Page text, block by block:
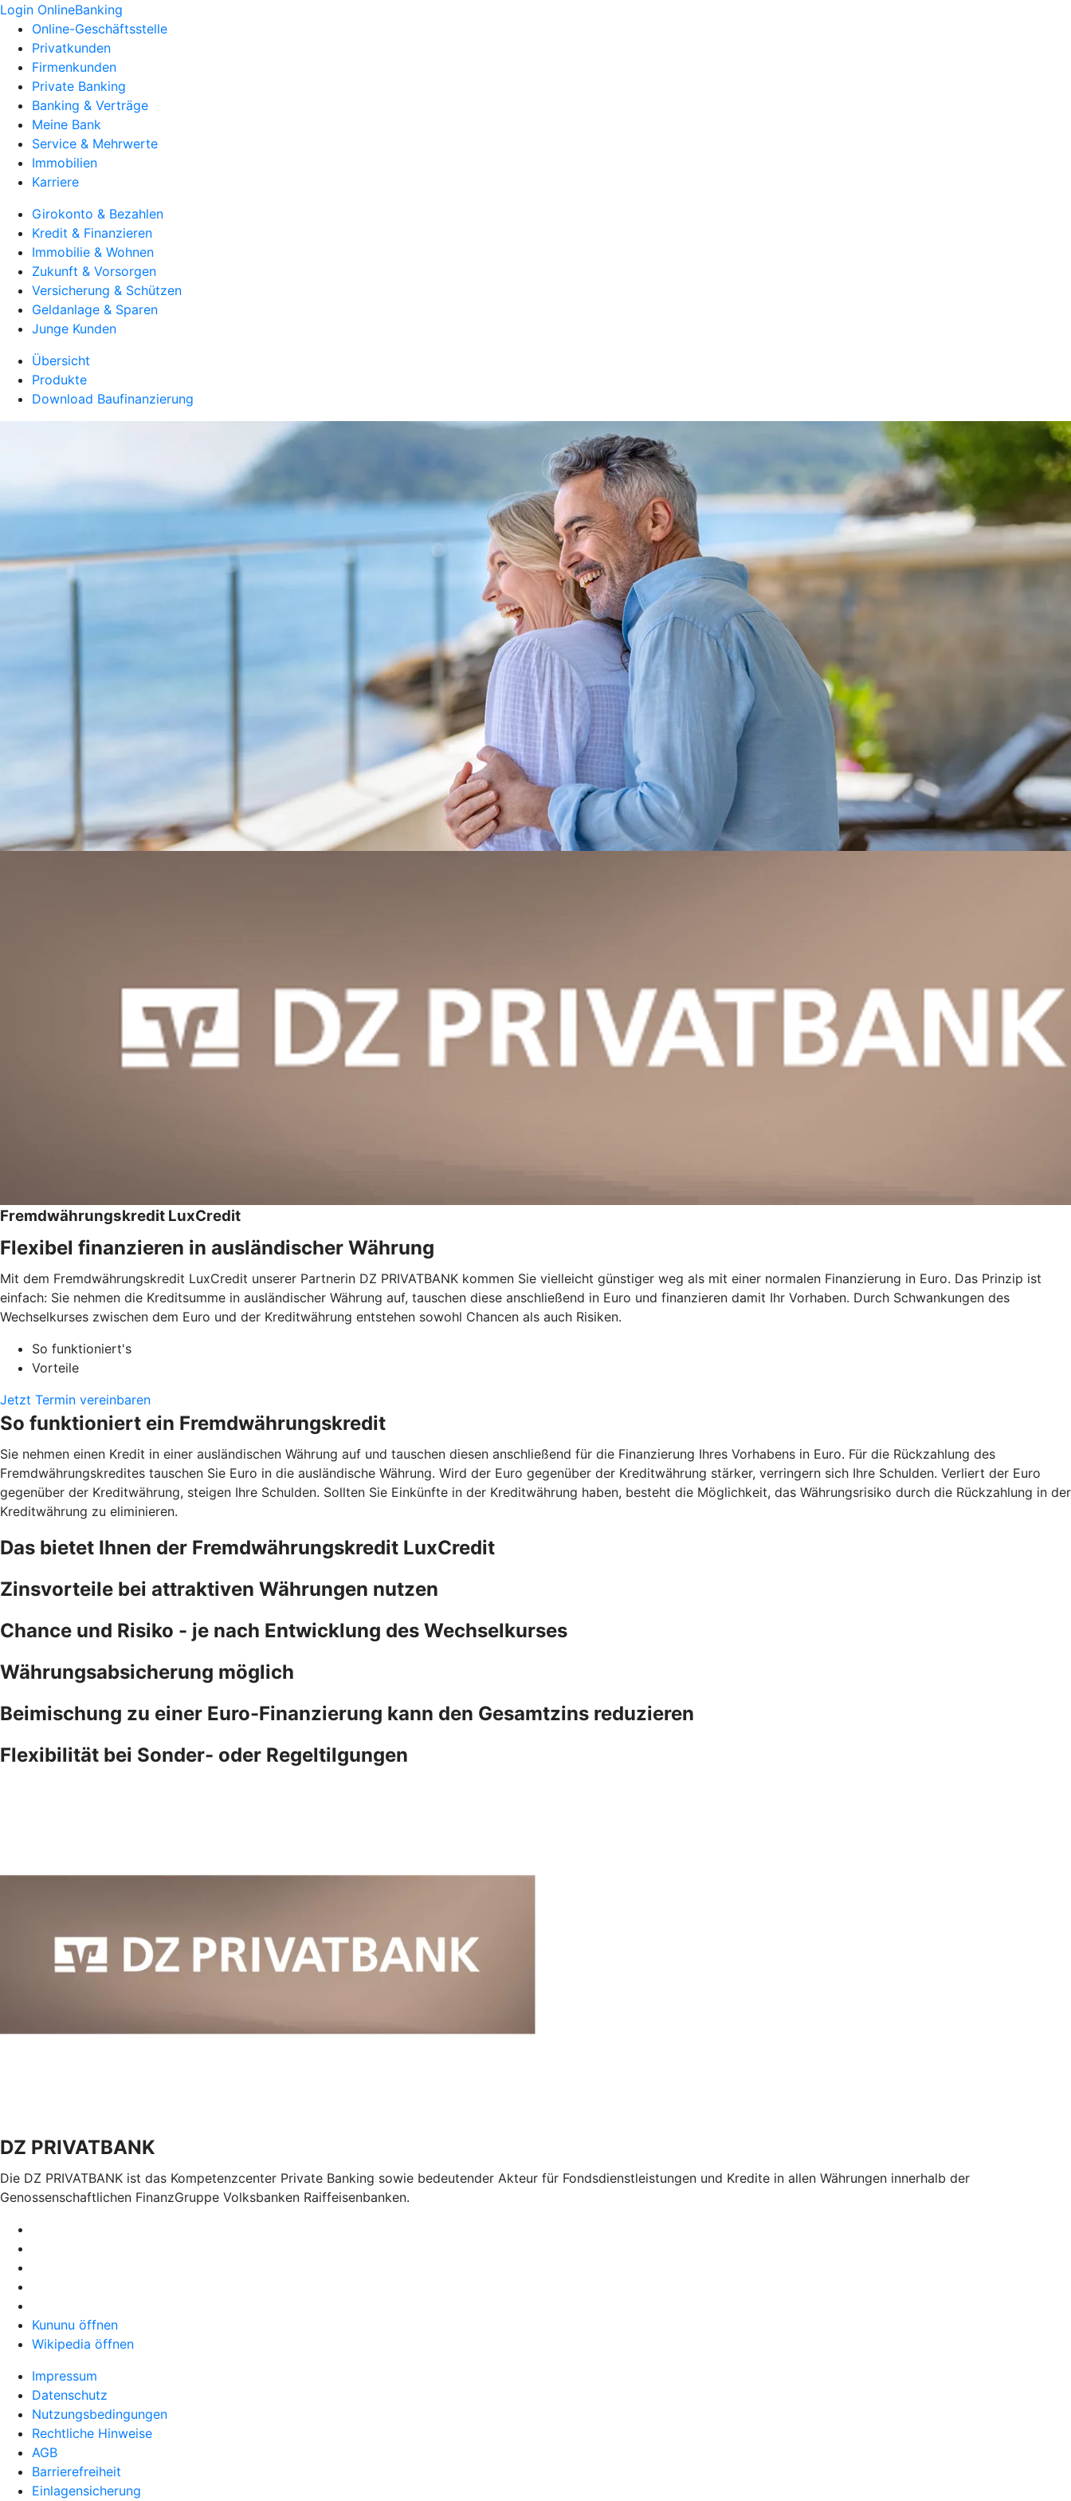
Login OnlineBanking
Online-Geschäftsstelle
Privatkunden
Firmenkunden
Private Banking
Banking & Verträge
Meine Bank
Service & Mehrwerte
Immobilien
Karriere
Girokonto & Bezahlen
Kredit & Finanzieren
Immobilie & Wohnen
Zukunft & Vorsorgen
Versicherung & Schützen
Geldanlage & Sparen
Junge Kunden
Übersicht
Produkte
Download Baufinanzierung
Fremdwährungskredit LuxCredit
Flexibel finanzieren in ausländischer Währung
Mit dem Fremdwährungskredit LuxCredit unserer Partnerin DZ PRIVATBANK kommen Sie vielleicht günstiger weg als mit einer normalen Finanzierung in Euro. Das Prinzip ist
einfach: Sie nehmen die Kreditsumme in ausländischer Währung auf, tauschen diese anschließend in Euro und finanzieren damit Ihr Vorhaben. Durch Schwankungen des
Wechselkurses zwischen dem Euro und der Kreditwährung entstehen sowohl Chancen als auch Risiken.
So funktioniert's
Vorteile
Jetzt Termin vereinbaren
So funktioniert ein Fremdwährungskredit
Sie nehmen einen Kredit in einer ausländischen Währung auf und tauschen diesen anschließend für die Finanzierung Ihres Vorhabens in Euro. Für die Rückzahlung des
Fremdwährungskredites tauschen Sie Euro in die ausländische Währung. Wird der Euro gegenüber der Kreditwährung stärker, verringern sich Ihre Schulden. Verliert der Euro
gegenüber der Kreditwährung, steigen Ihre Schulden. Sollten Sie Einkünfte in der Kreditwährung haben, besteht die Möglichkeit, das Währungsrisiko durch die Rückzahlung in der
Kreditwährung zu eliminieren.
Das bietet Ihnen der Fremdwährungskredit LuxCredit
Zinsvorteile bei attraktiven Währungen nutzen
Chance und Risiko - je nach Entwicklung des Wechselkurses
Währungsabsicherung möglich
Beimischung zu einer Euro-Finanzierung kann den Gesamtzins reduzieren
Flexibilität bei Sonder- oder Regeltilgungen
DZ PRIVATBANK
Die DZ PRIVATBANK ist das Kompetenzcenter Private Banking sowie bedeutender Akteur für Fondsdienstleistungen und Kredite in allen Währungen innerhalb der
Genossenschaftlichen FinanzGruppe Volksbanken Raiffeisenbanken.
Kununu öffnen
Wikipedia öffnen
Impressum
Datenschutz
Nutzungsbedingungen
Rechtliche Hinweise
AGB
Barrierefreiheit
Einlagensicherung